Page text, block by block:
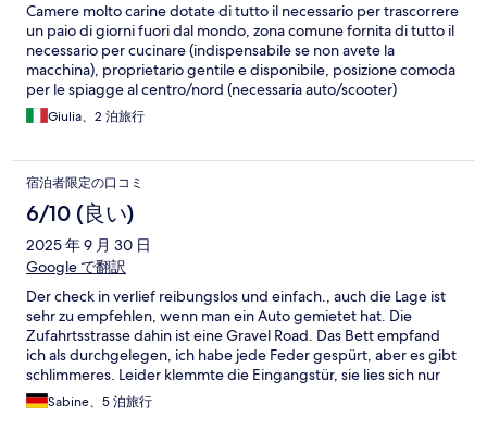
Camere molto carine dotate di tutto il necessario per trascorrere
un paio di giorni fuori dal mondo, zona comune fornita di tutto il
necessario per cucinare (indispensabile se non avete la
macchina), proprietario gentile e disponibile, posizione comoda
per le spiagge al centro/nord (necessaria auto/scooter)
Giulia、2 泊旅行
宿泊者限定の口コミ
6/10 (良い)
2025 年 9 月 30 日
Google で翻訳
Der check in verlief reibungslos und einfach., auch die Lage ist
sehr zu empfehlen, wenn man ein Auto gemietet hat. Die
Zufahrtsstrasse dahin ist eine Gravel Road. Das Bett empfand
ich als durchgelegen, ich habe jede Feder gespürt, aber es gibt
schlimmeres. Leider klemmte die Eingangstür, sie lies sich nur
mit Geräusch schliessen. Bestimmt nervig für die Nachbarn
gewesen. Basisausstattung wie beschrieben. Ich würde das
Sabine、5 泊旅行